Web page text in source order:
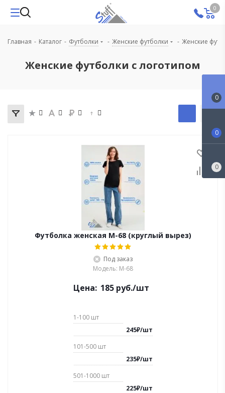
0
Женские футболки с логотипом
Главная - Каталог - Футболки - Женские футболки - Женские
Футболка женская М-68 (круглый вырез)
Под заказ
Модель: М-68
Цена: 185 руб./шт
1-100 шт
245₽/шт
101-500 шт
235₽/шт
501-1000 шт
225₽/шт
0
0
0